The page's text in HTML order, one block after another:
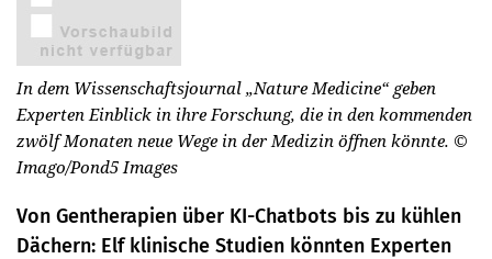
In dem Wissenschaftsjournal „Nature Medicine“ geben
Experten Einblick in ihre Forschung, die in den kommenden
zwölf Monaten neue Wege in der Medizin öffnen könnte. ©
Imago/Pond5 Images
Von Gentherapien über KI-Chatbots bis zu kühlen
Dächern: Elf klinische Studien könnten Experten